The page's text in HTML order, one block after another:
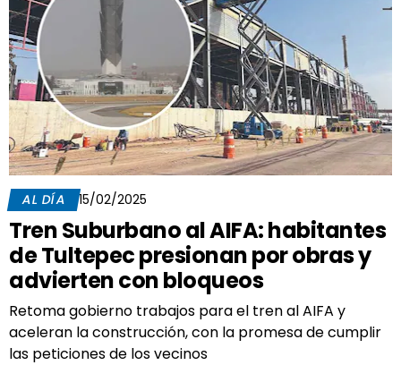
AL DÍA 15/02/2025
Tren Suburbano al AIFA: habitantes
de Tultepec presionan por obras y
advierten con bloqueos
Retoma gobierno trabajos para el tren al AIFA y
aceleran la construcción, con la promesa de cumplir
las peticiones de los vecinos